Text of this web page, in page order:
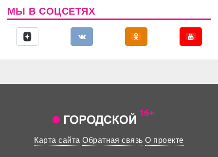
МЫ В СОЦСЕТЯХ
Карта сайта Обратная связь О проекте